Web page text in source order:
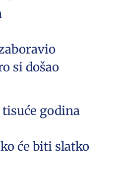
si došao
godina
će biti slatko